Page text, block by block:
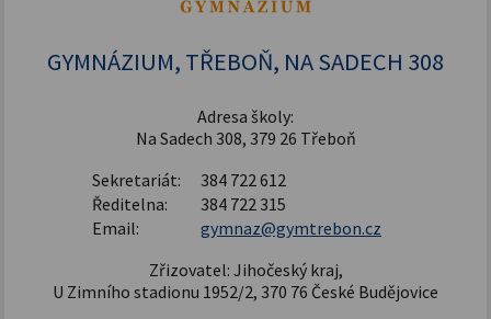
GYMNÁZIUM, TŘEBOŇ, NA SADECH 308
Adresa školy:
Na Sadech 308, 379 26 Třeboň
Sekretariát:
384 722 612
Ředitelna:
384 722 315
Email:
gymnaz@gymtrebon.cz
Zřizovatel: Jihočeský kraj,
U Zimního stadionu 1952/2, 370 76 České Budějovice